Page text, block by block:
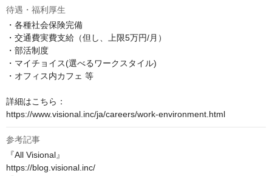
待遇・福利厚生
・各種社会保険完備
・交通費実費支給（但し、上限5万円/月）
・部活制度
・マイチョイス(選べるワークスタイル)
・オフィス内カフェ 等
詳細はこちら：
https://www.visional.inc/ja/careers/work-environment.html
参考記事
『All Visional』
https://blog.visional.inc/